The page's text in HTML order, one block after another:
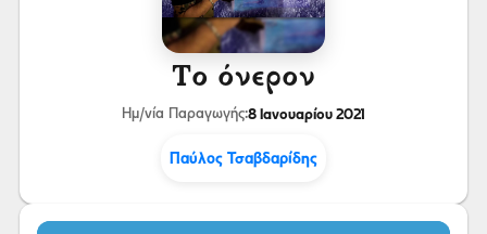
Το όνερον
Ημ/νία Παραγωγής:8 Ιανουαρίου 2021
Παύλος Τσαβδαρίδης